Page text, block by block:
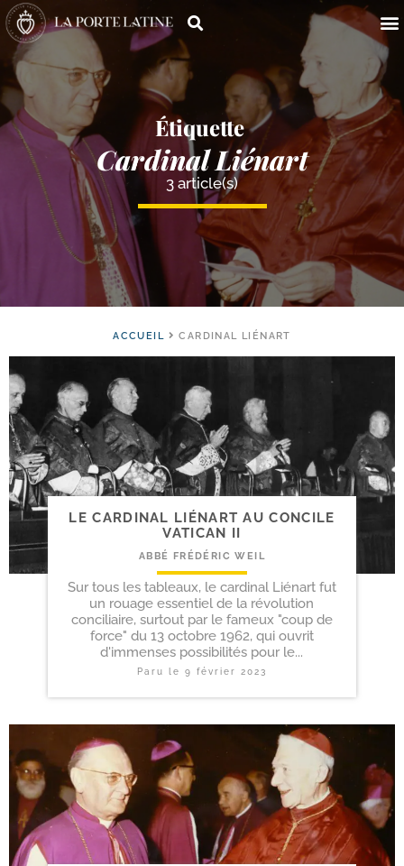
Étiquette
Cardinal Liénart
3 article(s)
ACCUEIL CARDINAL LIÉNART
LE CARDINAL LIÉNART AU CONCILE
VATICAN II
ABBÉ FRÉDÉRIC WEIL
Sur tous les tableaux, le cardinal Liénart fut
un rouage essentiel de la révolution
conciliaire, surtout par le fameux "coup de
force" du 13 octobre 1962, qui ouvrit
d'immenses possibilités pour le...
Paru le 9 février 2023